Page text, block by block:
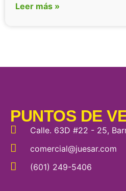
Leer más »
PUNTOS DE
Calle. 63D #22 - 25,
comercial@juesar.com
(601) 249-5406